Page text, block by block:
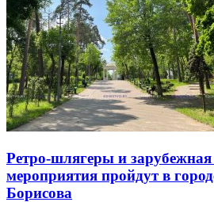
Ретро-шлягеры и
мероприятия пройдут в
Борисова